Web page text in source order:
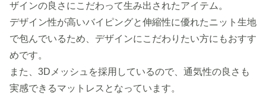
ザインの良さにこだわって生み出されたアイテム。
デザイン性が高いバイピングと伸縮性に優れたニット生地
で包んでいるため、デザインにこだわりたい方にもおすす
めです。
また、3Dメッシュを採用しているので、通気性の良さも
実感できるマットレスとなっています。